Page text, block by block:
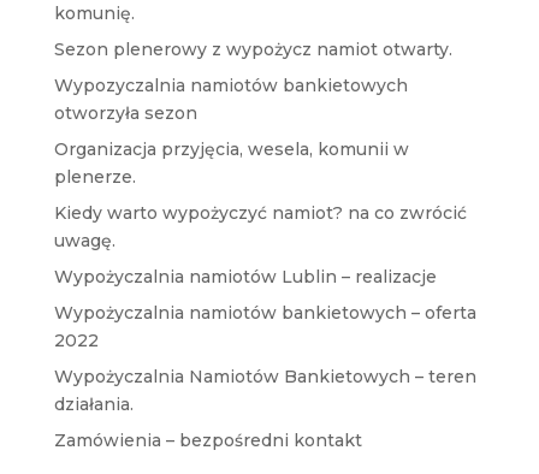
komunię.
Sezon plenerowy z wypożycz namiot otwarty.
Wypozyczalnia namiotów bankietowych
otworzyła sezon
Organizacja przyjęcia, wesela, komunii w
plenerze.
Kiedy warto wypożyczyć namiot? na co zwrócić
uwagę.
Wypożyczalnia namiotów Lublin – realizacje
Wypożyczalnia namiotów bankietowych – oferta
2022
Wypożyczalnia Namiotów Bankietowych – teren
działania.
Zamówienia – bezpośredni kontakt